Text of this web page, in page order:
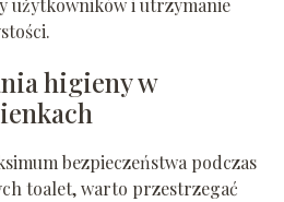
użytkowników i utrzymanie
higieny w
bezpieczeństwa podczas
toalet, warto przestrzegać